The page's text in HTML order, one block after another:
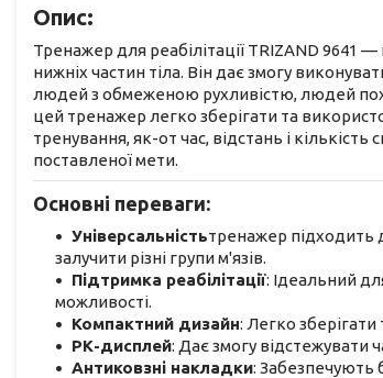
Опис:
Тренажер для реабілітації TRIZAND 9641
нижніх частин тіла. Він дає змогу
людей з обмеженою рухливістю, людей
цей тренажер легко зберігати та
тренування, як-от час, відстань і
поставленої мети.
Основні переваги:
Універсальністьтренажер підходить
залучити різні групи м'язів.
Підтримка реабілітації: Ідеальний
можливості.
Компактний дизайн: Легко
РК-дисплей: Дає змогу відстежувати
Антиковзні накладки: Забезпечують